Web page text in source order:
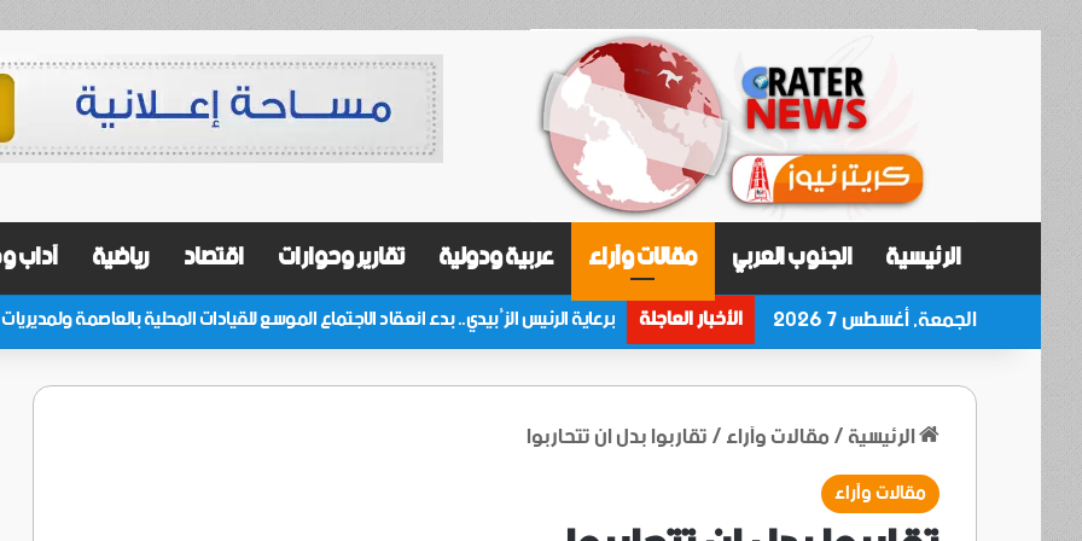
الرئيسية الجنوب العربي مقالات وآراء عربية ودولية تقارير وحوارات اقتصاد رياضية آداب
الجمعة, أغسطس 7 2026 الأخبار العاجلة
الرئيسية/مقالات وآراء/تقاربوا بدل ان تتحاربوا
مقالات وآراء